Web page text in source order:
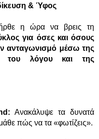
& Ύφος
ήρθε η ώρα να βρεις τη
για όσες και όσους
ανταγωνισμό μέσω της
του λόγου και της
Ανακάλυψε τα δυνατά
πώς να τα «φωτίζεις».